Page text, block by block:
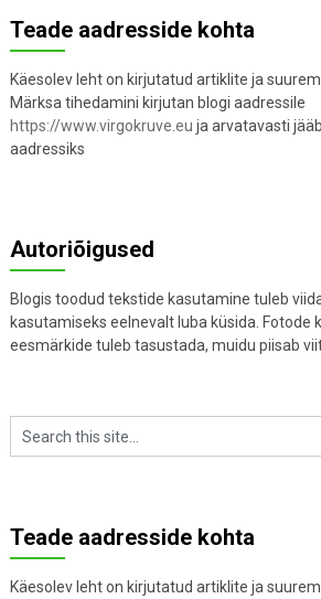
Teade aadresside kohta
Käesolev leht on kirjutatud artiklite ja
Märksa tihedamini kirjutan blogi aadressile
https://www.virgokruve.eu ja arvatavasti
aadressiks
Autoriõigused
Blogis toodud tekstide kasutamine tuleb
kasutamiseks eelnevalt luba küsida. Fotode
eesmärkide tuleb tasustada, muidu piisab
Teade aadresside kohta
Käesolev leht on kirjutatud artiklite ja